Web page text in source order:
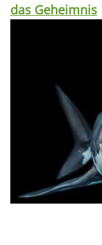
das Geheimnis